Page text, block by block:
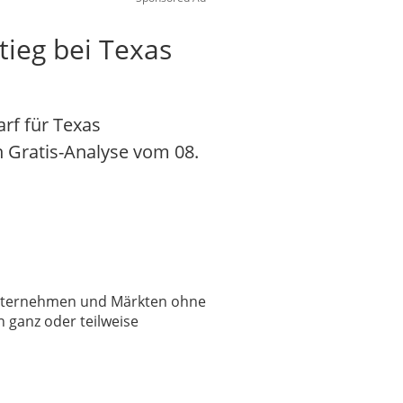
bei Texas
für Texas
Analyse vom 08.
und Märkten ohne
ganz oder teilweise